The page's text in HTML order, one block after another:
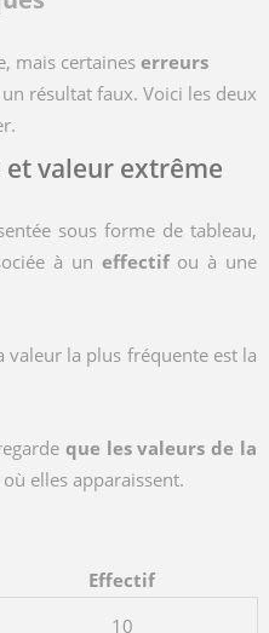
mais certaines erreurs
résultat faux. Voici les deux
valeur extrême
sous forme de tableau,
à un effectifou à une
valeur la plus fréquente est la
que les valeurs de la
elles apparaissent.
Effectif
10